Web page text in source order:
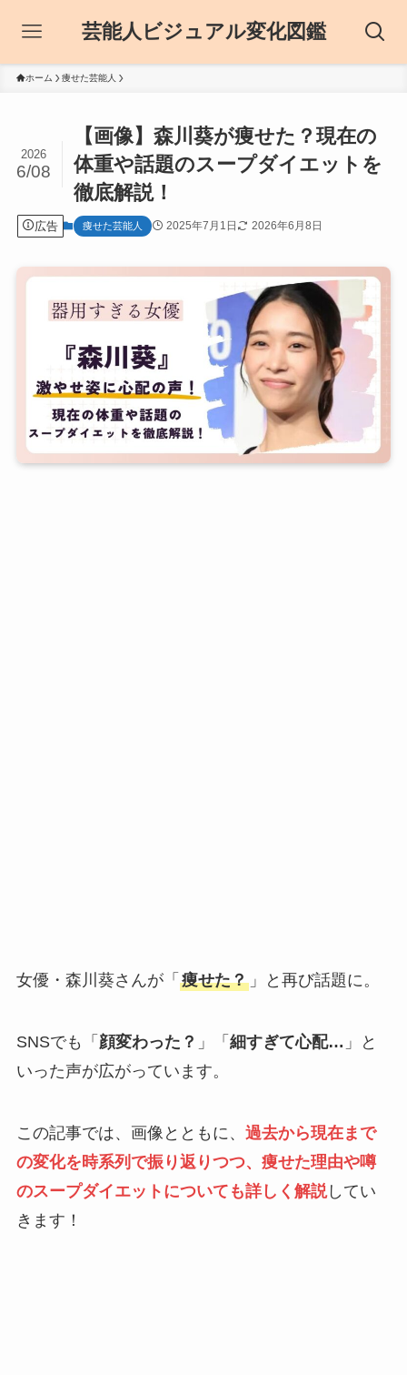
芸能人ビジュアル変化図鑑
ホーム 痩せた芸能人
【画像】森川葵が痩せた？現在の
体重や話題のスープダイエットを
徹底解説！
2026
6/08
広告 痩せた芸能人 2025年7月1日 2026年6月8日
女優・森川葵さんが「 痩せた？」と再び話題に。
SNSでも「 顔変わった？ 」「 細すぎて心配… 」と
いった声が広がっています。
この記事では、画像とともに、 過去から現在まで
の変化を時系列で振り返りつつ、痩せた理由や噂
のスープダイエットについても詳しく解説してい
きます！